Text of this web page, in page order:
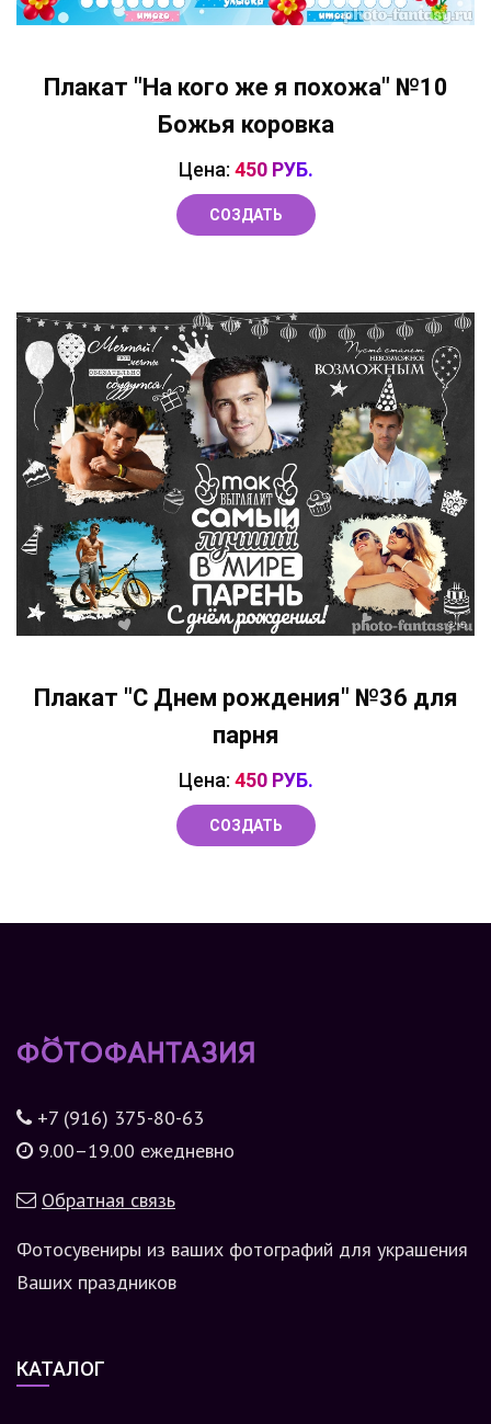
Плакат "На кого же я похожа" №10
Божья коровка
Цена: 450 РУБ.
СОЗДАТЬ
Плакат "С Днем рождения" №36 для
парня
Цена: 450 РУБ.
СОЗДАТЬ
+7 (916) 375-80-63
9.00–19.00 ежедневно
Обратная связь
Фотосувениры из ваших фотографий для украшения
Ваших праздников
КАТАЛОГ